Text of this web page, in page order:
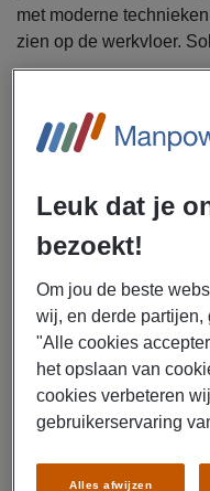
met moderne
zien op de werkvloer.
productiemedewerker
bedrijf in Eijsden.
Als
Bewerken en
onderdelen (1–2
gegalvaniseerd
Walsen van
Lassen met
Aankanten van
Zagen van
Leuk dat je
bezoekt!
Om jou de beste
wij, en derde
"Alle cookies
het opslaan van
cookies verbeteren
gebruikerservaring
Alles afwijzen